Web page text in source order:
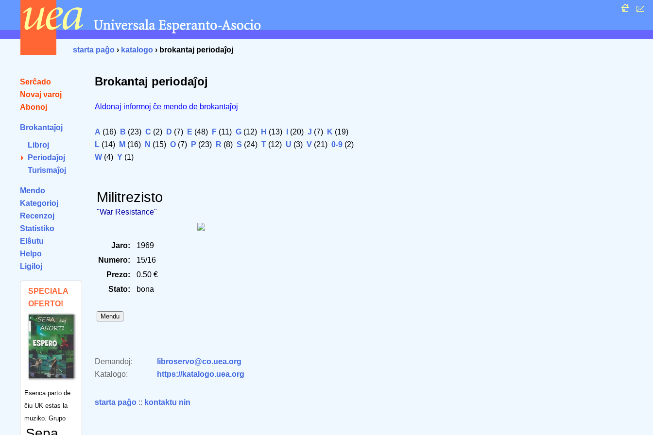
starta paĝo › katalogo › brokantaj periodaĵoj
Serĉado
Novaj varoj
Abonoj
Brokantaĵoj
Libroj
Periodaĵoj
Turismaĵoj
Mendo
Kategorioj
Recenzoj
Statistiko
Elŝutu
Helpo
Ligiloj
SPECIALA
OFERTO!
Esenca parto de
ĉiu UK estas la
muziko. Grupo
Brokantaj periodaĵoj
Aldonaj informoj ĉe mendo de brokantaĵoj
A (16) B (23) C (2) D (7) E (48) F (11) G (12) H (13) (20) J (7) K (19)
L (14) M (16) N (15) O (7) P (23) R (8) S (24) T (12) U (3) V (21) 0-9 (2)
W (4) Y (1)
Militrezisto
"War Resistance"
Jaro:
1969
Numero:
15/16
Prezo:
0.50 €
Stato:
bona
Demandoj:
libroservo@co.uea.org
Katalogo:
https://katalogo.uea.org
starta paĝo :: kontaktu nin